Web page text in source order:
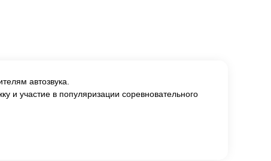
автозвука.
и участие в популяризации соревновательного